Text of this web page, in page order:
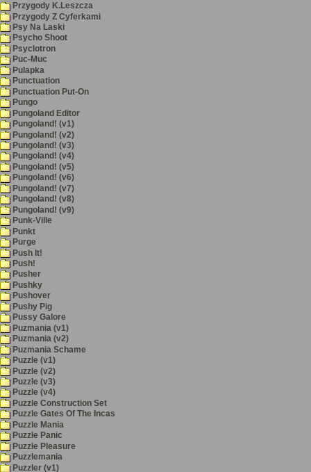
Przygody K.Leszcza
Przygody Z Cyferkami
Psy Na Laski
Psycho Shoot
Psyclotron
Puc-Muc
Pulapka
Punctuation
Punctuation Put-On
Pungo
Pungoland Editor
Pungoland! (v1)
Pungoland! (v2)
Pungoland! (v3)
Pungoland! (v4)
Pungoland! (v5)
Pungoland! (v6)
Pungoland! (v7)
Pungoland! (v8)
Pungoland! (v9)
Punk-Ville
Punkt
Purge
Push It!
Push!
Pusher
Pushky
Pushover
Pushy Pig
Pussy Galore
Puzmania (v1)
Puzmania (v2)
Puzmania Schame
Puzzle (v1)
Puzzle (v2)
Puzzle (v3)
Puzzle (v4)
Puzzle Construction Set
Puzzle Gates Of The Incas
Puzzle Mania
Puzzle Panic
Puzzle Pleasure
Puzzlemania
Puzzler (v1)